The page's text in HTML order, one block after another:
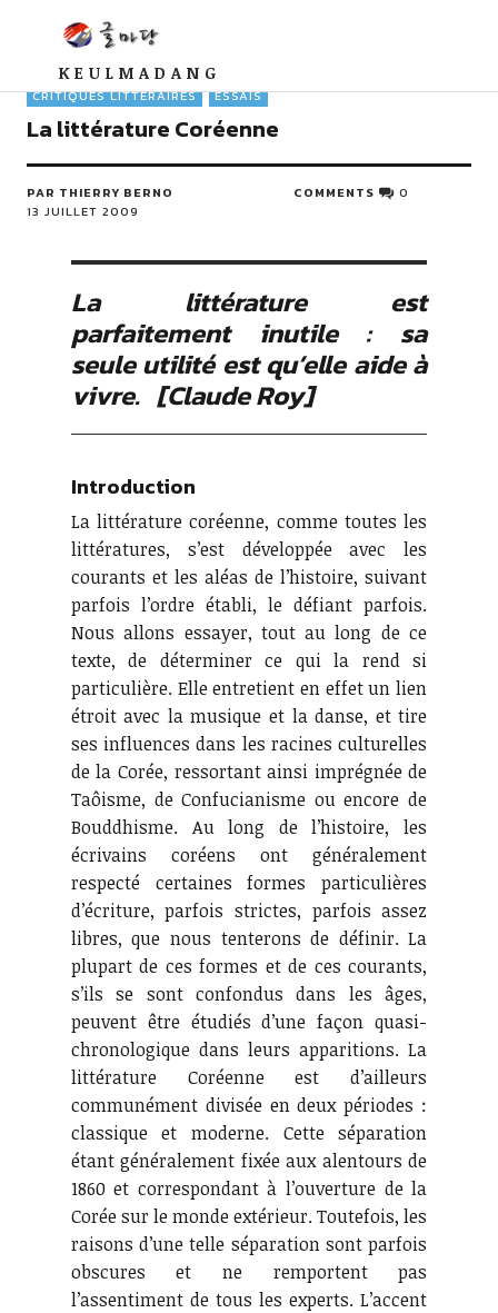
KEULMADANG
CRITIQUES LITTÉRAIRES ESSAIS
La littérature Coréenne
PAR THIERRY BERNO
13 JUILLET 2009
COMMENTS 0
La littérature est
parfaitement inutile : sa
seule utilité est qu’elle aide à
vivre. [Claude Roy]
Introduction
La littérature coréenne, comme toutes les
littératures, s’est développée avec les
courants et les aléas de l’histoire, suivant
parfois l’ordre établi, le défiant parfois.
Nous allons essayer, tout au long de ce
texte, de déterminer ce qui la rend si
particulière. Elle entretient en effet un lien
étroit avec la musique et la danse, et tire
ses influences dans les racines culturelles
de la Corée, ressortant ainsi imprégnée de
Taôisme, de Confucianisme ou encore de
Bouddhisme. Au long de l’histoire, les
écrivains coréens ont généralement
respecté certaines formes particulières
d’écriture, parfois strictes, parfois assez
libres, que nous tenterons de définir. La
plupart de ces formes et de ces courants,
s’ils se sont confondus dans les âges,
peuvent être étudiés d’une façon quasi-
chronologique dans leurs apparitions. La
littérature Coréenne est d’ailleurs
communément divisée en deux périodes :
classique et moderne. Cette séparation
étant généralement fixée aux alentours de
1860 et correspondant à l’ouverture de la
Corée sur le monde extérieur. Toutefois, les
raisons d’une telle séparation sont parfois
obscures et ne remportent pas
l’assentiment de tous les experts. L’accent